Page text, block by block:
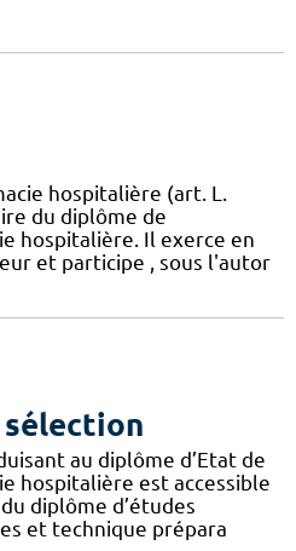
hospitalière (art. L.
du diplôme de
hospitalière. Il exerce en
et participe , sous l'autor
sélection
au diplôme d’Etat de
hospitalière est accessible
diplôme d’études
et technique prépara